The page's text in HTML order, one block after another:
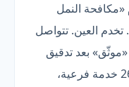
«مكافحة النمل
العين. تتواصل
بعد تدقيق
بياناتها وقناة تواصلها. قائمتها تضم 26 خدمة فرعية،